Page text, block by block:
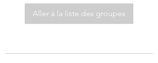
Aller à la liste des groupes